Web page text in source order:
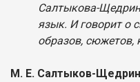
Салтыкова-
язык. И говорит о
образов, сюжетов,
М. Е. Салтыков-Щедрин